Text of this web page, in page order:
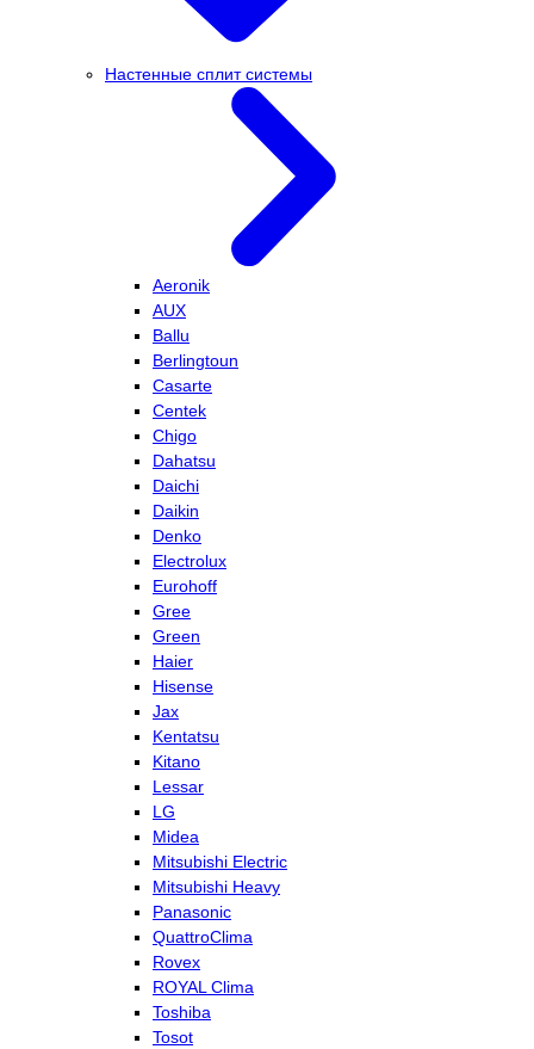
Настенные сплит системы
Aeronik
AUX
Ballu
Berlingtoun
Casarte
Centek
Chigo
Dahatsu
Daichi
Daikin
Denko
Electrolux
Eurohoff
Gree
Green
Haier
Hisense
Jax
Kentatsu
Kitano
Lessar
LG
Midea
Mitsubishi Electric
Mitsubishi Heavy
Panasonic
QuattroClima
Rovex
ROYAL Clima
Toshiba
Tosot